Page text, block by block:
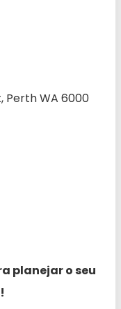
Perth WA 6000
planejar o seu